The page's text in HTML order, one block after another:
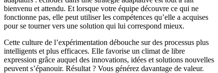
bienvenu et attendu. Et lorsque votre équipe découvre ce qui ne
fonctionne pas, elle peut utiliser les compétences qu’elle a acquises
pour se tourner vers une solution qui lui correspond mieux.
Cette culture de l’expérimentation débouche sur des processus plus
intelligents et plus efficaces. Elle favorise un climat de libre
expression grâce auquel des innovations, idées et solutions nouvelles
peuvent s’épanouir. Résultat ? Vous générez davantage de valeur.